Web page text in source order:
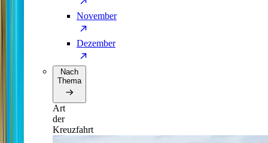
November
Dezember
Nach
Thema
Art
der
Kreuzfahrt